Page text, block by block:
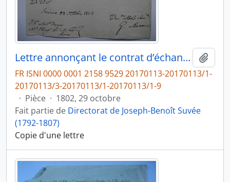
Lettre annonçant le contrat d’échange de la Villa Medici contre le Palais de l'Académie de France, de G. Mozzi à Antonio Vargas, ministre plénipotentiaire à Rome, fol. 13
FR ISNI 0000 0001 2158 9529 20170113-20170113/1-
20170113/3-20170113/1-20170113/1-9
· Pièce · 1802, 29 octobre
Fait partie de Directorat de Joseph-Benoît Suvée
(1792-1807)
Copie d'une lettre